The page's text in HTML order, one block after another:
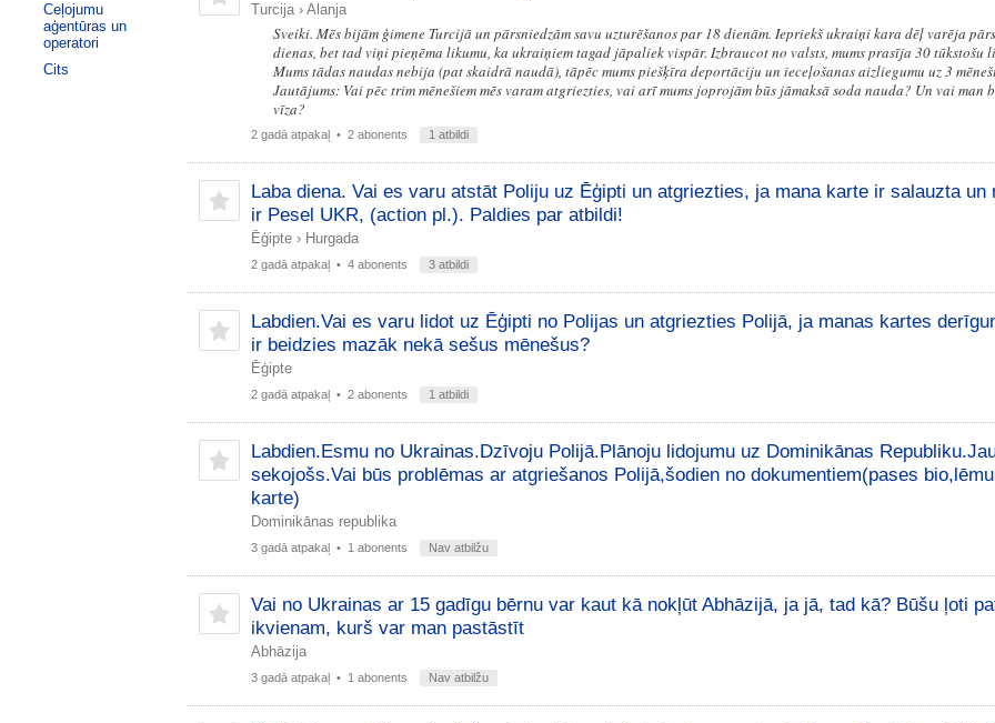
Turcija› Alanja
Sveiki. Mēs bijām ģimene Turcijā un pārsniedzām savu uzturēšanos par 18 dienām. Iepriekš ukraiņi kara dēļ varēja
dienas, bet tad viņi pieņēma likumu, ka ukraiņiem tagad jāpaliek vispār. Izbraucot no valsts, mums prasīja 30 tūkstošu
Mums tādas naudas nebija (pat skaidrā naudā), tāpēc mums piešķīra deportāciju un ieceļošanas aizliegumu uz 3
Jautājums: Vai pēc trim mēnešiem mēs varam atgriezties, vai arī mums joprojām būs jāmaksā soda nauda? Un vai man
vīza?
2 gadā atpakaļ• 2 abonents 1 atbildi
Laba diena. Vai es varu atstāt Poliju uz Ēģipti un atgriezties, ja mana karte ir salauzta un
ir Pesel UKR, (action pl.). Paldies par atbildi!
Ēģipte› Hurgada
2 gadā atpakaļ• 4 abonents 3 atbildi
Labdien.Vai es varu lidot uz Ēģipti no Polijas un atgriezties Polijā, ja manas kartes
ir beidzies mazāk nekā sešus mēnešus?
Ēģipte
2 gadā atpakaļ• 2 abonents 1 atbildi
Labdien.Esmu no Ukrainas.Dzīvoju Polijā.Plānoju lidojumu uz Dominikānas
sekojošs.Vai būs problēmas ar atgriešanos Polijā,šodien no dokumentiem(pases
karte)
Dominikānas republika
3 gadā atpakaļ• 1 abonents Nav atbilžu
Vai no Ukrainas ar 15 gadīgu bērnu var kaut kā nokļūt Abhāzijā, ja jā, tad kā? Būšu ļoti
ikvienam, kurš var man pastāstīt
Abhāzija
3 gadā atpakaļ• 1 abonents Nav atbilžu
Ceļojumu
aģentūras un
operatori
Cits